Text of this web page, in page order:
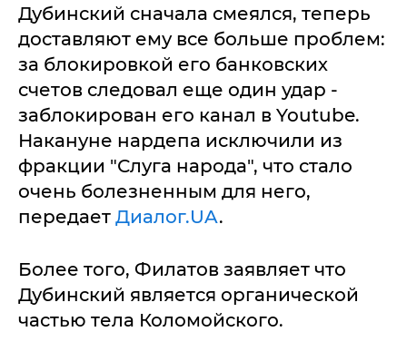
Дубинский сначала смеялся, теперь
доставляют ему все больше проблем:
за блокировкой его банковских
счетов следовал еще один удар -
заблокирован его канал в Youtube.
Накануне нардепа исключили из
фракции "Слуга народа", что стало
очень болезненным для него,
передает Диалог.UA.
Более того, Филатов заявляет что
Дубинский является органической
частью тела Коломойского.